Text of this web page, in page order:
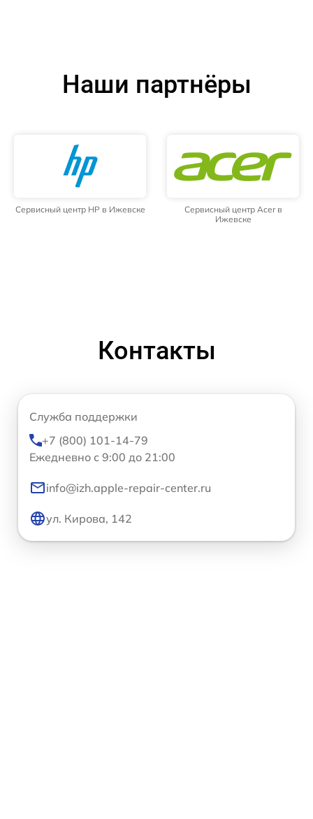
Наши партнёры
Сервисный центр HP в Ижевске
Сервисный центр Acer в
Ижевске
Контакты
Служба поддержки
+7 (800) 101-14-79
Ежедневно с 9:00 до 21:00
info@izh.apple-repair-center.ru
ул. Кирова, 142